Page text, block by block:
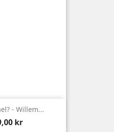
- Willem...
kr